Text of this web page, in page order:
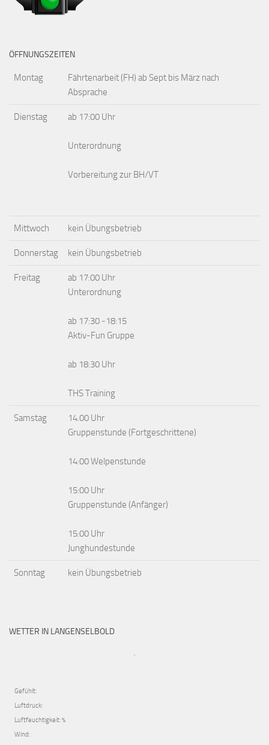
ÖFFNUNGSZEITEN
Montag
Fährtenarbeit (FH) ab Sept bis März nach
Absprache
Dienstag ab 17:00 Uhr
Unterordnung
Vorbereitung zur BH/VT
Mittwoch kein Übungsbetrieb
Donnerstag kein Übungsbetrieb
Freitag
ab 17:00 Uhr
Unterordnung
ab 17:30 -18:15
Aktiv-Fun Gruppe
ab 18:30 Uhr
THS Training
Samstag
14.00 Uhr
Gruppenstunde (Fortgeschrittene)
14:00 Welpenstunde
15:00 Uhr
Gruppenstunde (Anfänger)
15:00 Uhr
Junghundestunde
Sonntag kein Übungsbetrieb
WETTER IN LANGENSELBOLD
,
Gefühlt:
Luftdruck:
Luftfeuchtigkeit: %
Wind: